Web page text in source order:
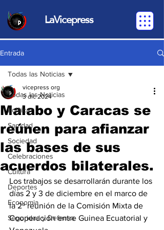
LaVicepress
Entrada
Todas las Noticias
Política
Sanidad
Sociedad
Celebraciones
Cultura
Deportes
Economia
Seguridad y Defensa
Todas las Noticias
Malabo y Caracas se
reúnen para afianzar
las bases de sus
acuerdos bilaterales.
vicepress org
3 dic 2024
Los trabajos se desarrollarán durante los
días 2 y 3 de diciembre en el marco de
la 2ª reunión de la Comisión Mixta de
Cooperación entre Guinea Ecuatorial y